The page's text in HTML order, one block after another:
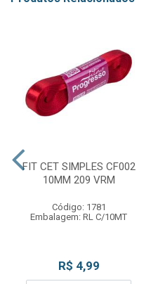
FIT CET SIMPLES CF002
10MM 209 VRM
Código: 1781
Embalagem: RL C/10MT
R$ 4,99